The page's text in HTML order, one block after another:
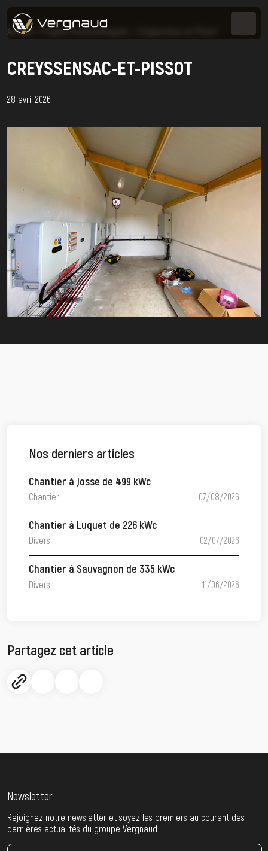
Accueil Projets Photovoltaïques
CREYSSENSAC-ET-PISSOT
28 avril 2026
Nos derniers articles
Chantier à Josse de 499 kWc
Chantier 07/08/2026
Chantier à Luquet de 226 kWc
Divers 02/07/2026
Chantier à Sauvagnon de 335 kWc
Divers 11/06/2026
Partagez cet article
Newsletter
Rejoignez notre newsletter et soyez les premiers au courant des
dernières actualités du groupe Vergnaud.